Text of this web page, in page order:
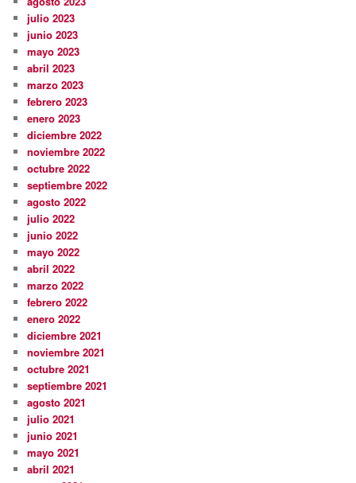
julio 2023
junio 2023
mayo 2023
abril 2023
marzo 2023
febrero 2023
enero 2023
diciembre 2022
noviembre 2022
octubre 2022
septiembre 2022
agosto 2022
julio 2022
junio 2022
mayo 2022
abril 2022
marzo 2022
febrero 2022
enero 2022
diciembre 2021
noviembre 2021
octubre 2021
septiembre 2021
agosto 2021
julio 2021
junio 2021
mayo 2021
abril 2021